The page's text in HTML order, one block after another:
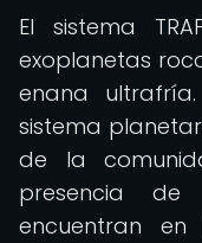
El sistema
exoplanetas
enana
sistema
de la
presencia
encuentran